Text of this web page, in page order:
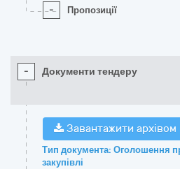
- Пропозиції
- Документи тендеру
Завантажити архівом
Тип документа: Оголошення
закупівлі